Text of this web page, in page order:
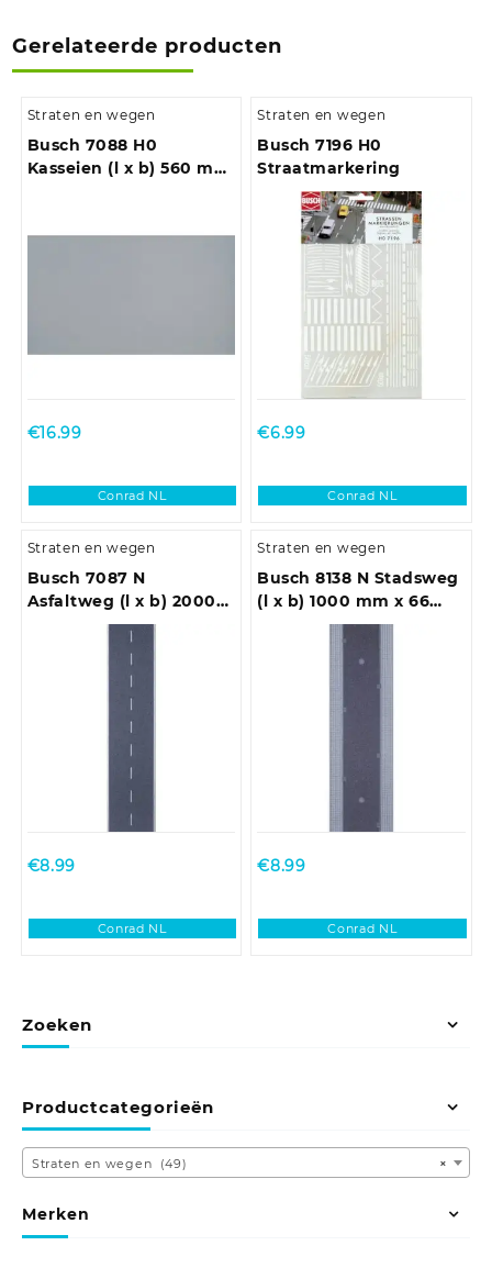
Gerelateerde producten
Straten en wegen
Busch 7088 H0
Kasseien (l x b) 560 mm
€16.99
Conrad NL
Straten en wegen
Busch 7196 H0
Straatmarkering
€6.99
Conrad NL
Straten en wegen
Busch 7087 N
Asfaltweg (l x b) 2000
mm x 40 mm
€8.99
Conrad NL
Straten en wegen
Busch 8138 N Stadsweg
(l x b) 1000 mm x 66
€8.99
Conrad NL
Zoeken
Productcategorieën
×
Straten en wegen (49)
Merken